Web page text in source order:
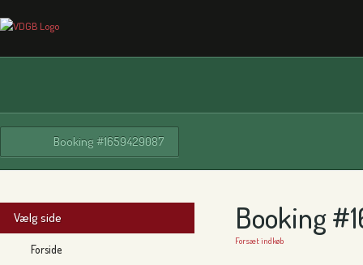
Booking #1659429087
Vælg side
Forside
Booking
Forsæt indkøb